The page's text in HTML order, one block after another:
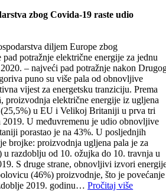
zbog Covida-19 raste udio
diljem Europe zbog
potražnje električne energije za jednu
– najveći pad potražnje nakon
puno su više pala od obnovljive
vijest za energetsku tranziciju. Prema
proizvodnja električne energije iz ugljena
u EU i Velikoj Britaniji u prva tri
2019. U međuvremenu je udio obnovljive
porastao je na 43%. U posljednjih
brojke: proizvodnja ugljena pala je za
razdoblju od 10. ožujka do 10. travnja u
S druge strane, obnovljivi izvori
(46%) proizvodnje, što je povećanje
2019. godinu…Pročitaj više